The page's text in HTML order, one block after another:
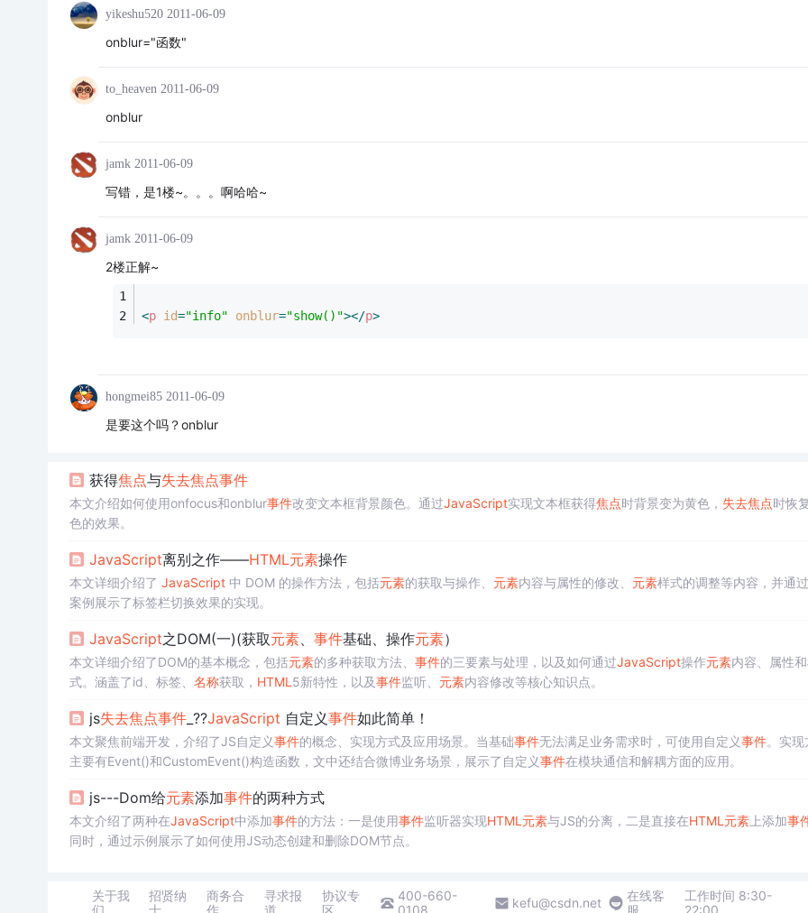
yikeshu520 2011-06-09
onblur="函数"
to_heaven 2011-06-09
onblur
jamk 2011-06-09
写错，是1楼~。。。啊哈哈~
jamk 2011-06-09
2楼正解~
<p id="info" onblur="show()"></p>
hongmei85 2011-06-09
是要这个吗？onblur
获得焦点与失去焦点事件
本文介绍如何使用onfocus和onblur事件改变文本框背景颜色。通过JavaScript实现文本框获得焦点时背景变为黄色， 失去焦点时恢
色的效果。
JavaScript离别之作——HTML元素操作
本文详细介绍了 JavaScript中 DOM 的操作方法，包括元素的获取与操作、 元素内容与属性的修改、 元素样式的调整等内容，并通
案例展示了标签栏切换效果的实现。
JavaScript之DOM(一)(获取元素、 事件基础、操作元素）
本文详细介绍了DOM的基本概念，包括元素的多种获取方法、 事件的三要素与处理，以及如何通过JavaScript操作元素内容、属性
式。涵盖了id、标签、 名称获取， HTML 5新特性，以及事件监听、 元素内容修改等核心知识点。
js失去焦点事件_??JavaScript 自定义事件如此简单！
本文聚焦前端开发，介绍了JS自定义事件的概念、实现方式及应用场景。当基础事件无法满足业务需求时，可使用自定义事件。实现
主要有Event()和CustomEvent()构造函数，文中还结合微博业务场景，展示了自定义事件在模块通信和解耦方面的应用。
js---Dom给元素添加事件的两种方式
本文介绍了两种在JavaScript中添加事件的方法：一是使用事件监听器实现HTML 元素与JS的分离，二是直接在HTML 元素上添加事
同时，通过示例展示了如何使用JS动态创建和删除DOM节点。
关于我
们
招贤纳
士
商务合
作
寻求报
道
协议专
区
400-660-
0108
kefu@csdn.net
在线客
服
工作时间 8:30-
22:00